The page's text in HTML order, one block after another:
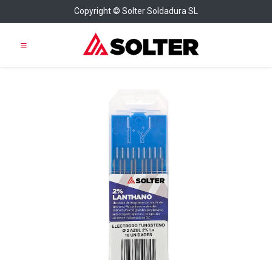
Copyright © Solter Soldadura SL